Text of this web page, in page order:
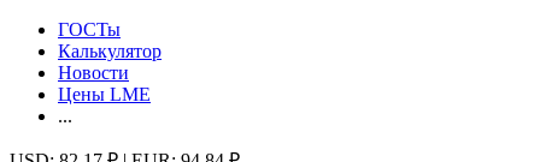
ГОСТы
Калькулятор
Новости
Цены LME
...